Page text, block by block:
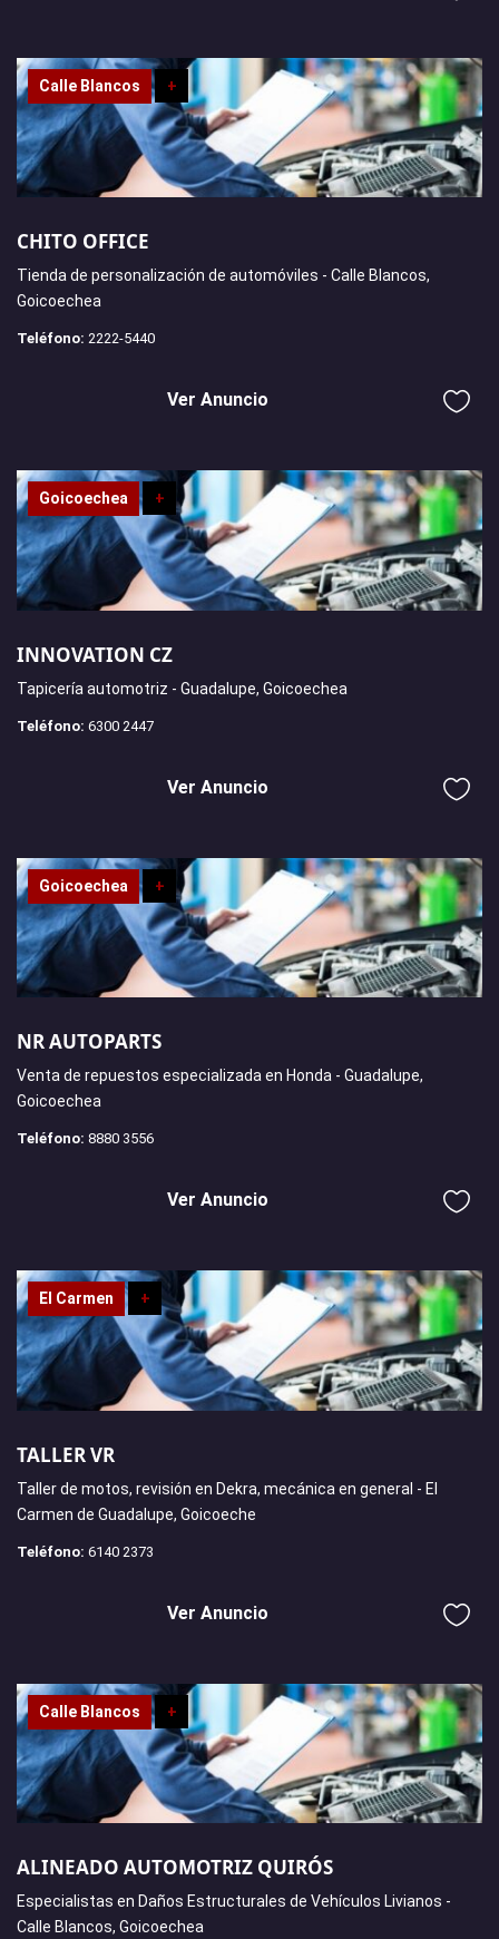
Calle Blancos +
CHITO OFFICE
Tienda de personalización de automóviles - Calle Blancos,
Goicoechea
Teléfono: 2222-5440
Ver Anuncio
Goicoechea +
INNOVATION CZ
Tapicería automotriz - Guadalupe, Goicoechea
Teléfono: 6300 2447
Ver Anuncio
Goicoechea +
NR AUTOPARTS
Venta de repuestos especializada en Honda - Guadalupe,
Goicoechea
Teléfono: 8880 3556
Ver Anuncio
El Carmen +
TALLER VR
Taller de motos, revisión en Dekra, mecánica en general - El
Carmen de Guadalupe, Goicoeche
Teléfono: 6140 2373
Ver Anuncio
Calle Blancos +
ALINEADO AUTOMOTRIZ QUIRÓS
Especialistas en Daños Estructurales de Vehículos Livianos -
Calle Blancos, Goicoechea